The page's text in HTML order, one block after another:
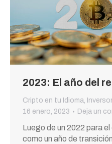
2023: El año del
Cripto en tu Idioma,
16 enero, 2023
Deja un
Luego de un 2022 para
como un año de